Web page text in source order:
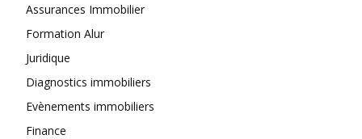
Assurances Immobilier
Formation Alur
Juridique
Diagnostics immobiliers
Evènements immobiliers
Finance